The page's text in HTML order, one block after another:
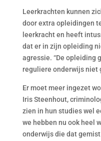
Leerkrachten kunnen
door extra opleidingen
leerkracht en heeft
dat er in zijn opleiding
agressie. “De opleiding
reguliere onderwijs niet
Er moet meer ingezet
Iris Steenhout,
zien in hun studies wel
we hebben nu ook heel
onderwijs die dat